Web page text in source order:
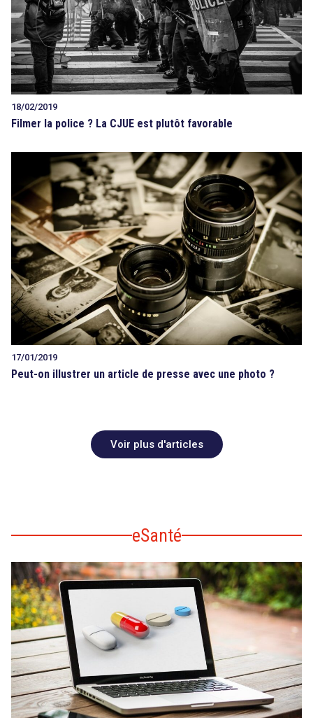
18/02/2019
Filmer la police ? La CJUE est plutôt favorable
17/01/2019
Peut-on illustrer un article de presse avec une photo ?
Voir plus d'articles
eSanté
search